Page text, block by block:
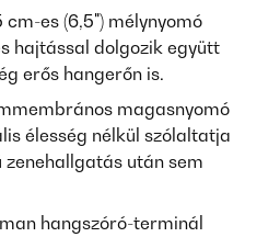
cm-es (6,5") mélynyomó
hajtással dolgozik együtt
erős hangerőn is.
magasnyomó
élesség nélkül szólaltatja
zenehallgatás után sem
hangszóró-terminál